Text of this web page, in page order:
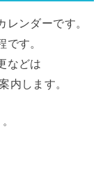
ンダーです。
す。
などは
内します。